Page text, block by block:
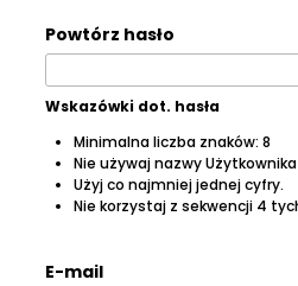
Powtórz hasło
Wskazówki dot. hasła
Minimalna liczba znaków: 8
Nie używaj nazwy Użytkownika
Użyj co najmniej jednej cyfry.
Nie korzystaj z sekwencji 4
E-mail